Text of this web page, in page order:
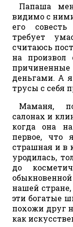
Папаша
видимо с
его
требует
считаюсь
на произвол
деньгами. А
трусы с себя
Маманя,
салонах и
когда она
первое, что
страшная и в
уродилась,
до
нашей
эти богатые
похожи друг
как